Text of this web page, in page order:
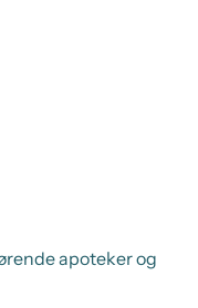
apoteker og